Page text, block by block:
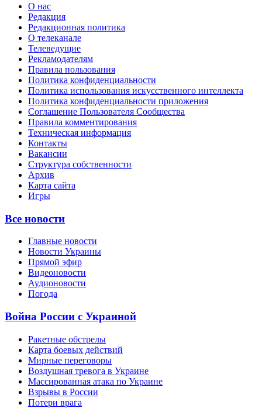
О нас
Редакция
Редакционная политика
О телеканале
Телеведущие
Рекламодателям
Правила пользования
Политика конфиденциальности
Политика использования искусственного интеллекта
Политика конфиденциальности приложения
Соглашение Пользователя Сообщества
Правила комментирования
Техническая информация
Контакты
Вакансии
Структура собственности
Архив
Карта сайта
Игры
Все новости
Главные новости
Новости Украины
Прямой эфир
Видеоновости
Аудионовости
Погода
Война России с Украиной
Ракетные обстрелы
Карта боевых действий
Мирные переговоры
Воздушная тревога в Украине
Массированная атака по Украине
Взрывы в России
Потери врага